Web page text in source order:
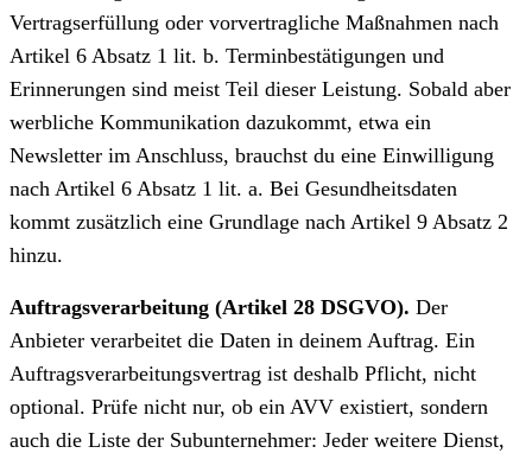
Vertragserfüllung oder vorvertragliche Maßnahmen nach
Artikel 6 Absatz 1 lit. b. Terminbestätigungen und
Erinnerungen sind meist Teil dieser Leistung. Sobald aber
werbliche Kommunikation dazukommt, etwa ein
Newsletter im Anschluss, brauchst du eine Einwilligung
nach Artikel 6 Absatz 1 lit. a. Bei Gesundheitsdaten
kommt zusätzlich eine Grundlage nach Artikel 9 Absatz 2
hinzu.
Auftragsverarbeitung (Artikel 28 DSGVO). Der
Anbieter verarbeitet die Daten in deinem Auftrag. Ein
Auftragsverarbeitungsvertrag ist deshalb Pflicht, nicht
optional. Prüfe nicht nur, ob ein AVV existiert, sondern
auch die Liste der Subunternehmer: Jeder weitere Dienst,